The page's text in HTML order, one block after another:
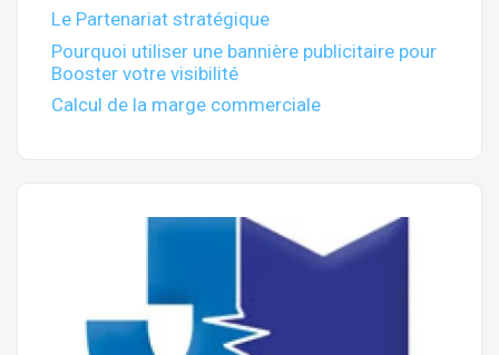
Le Partenariat stratégique
Pourquoi utiliser une bannière publicitaire pour
Booster votre visibilité
Calcul de la marge commerciale